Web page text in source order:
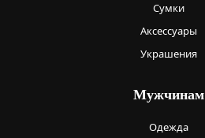
Сумки
Аксессуары
Украшения
Мужчинам
Одежда